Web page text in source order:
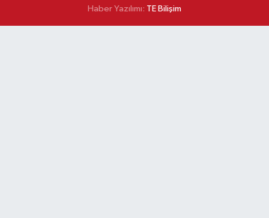
Haber Yazılımı: TE Bilişim